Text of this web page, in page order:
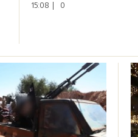
15:08 0